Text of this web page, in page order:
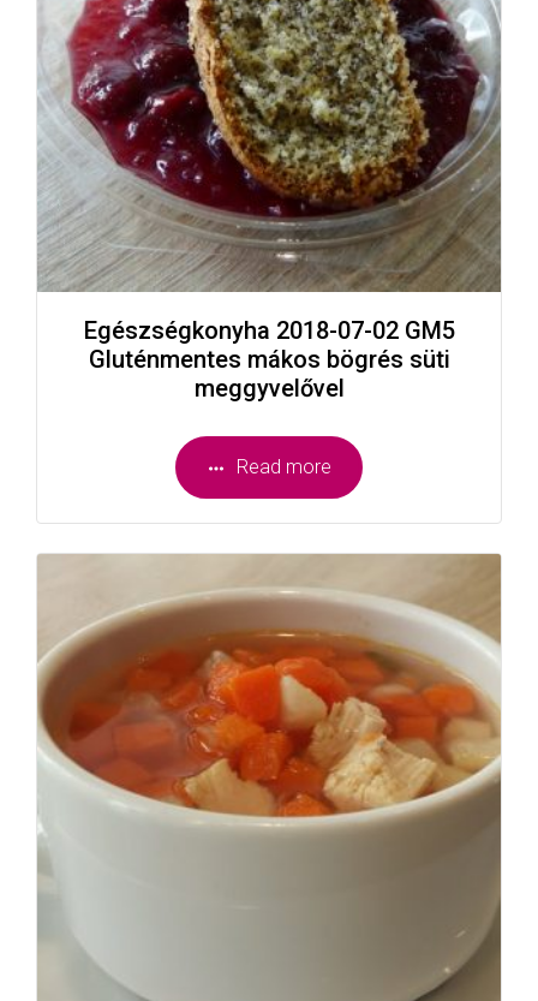
Egészségkonyha 2018-07-02 GM5
Gluténmentes mákos bögrés süti
meggyvelővel
Read more